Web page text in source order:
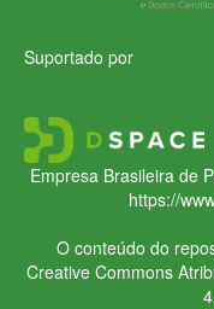
Suportado por
Empresa Brasileira de
https://
O conteúdo do
Creative Commons